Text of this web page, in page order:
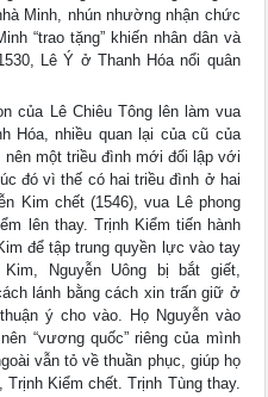
Minh, nhún nhường nhận chức
“trao tặng” khiến nhân dân và
Lê Ý ở Thanh Hóa nổi quân
của Lê Chiêu Tông lên làm vua
Hóa, nhiều quan lại của cũ của
một triều đình mới đối lập với
đó vì thế có hai triều đình ở hai
Kim chết (1546), vua Lê phong
lên thay. Trịnh Kiểm tiến hành
để tập trung quyền lực vào tay
Nguyễn Uông bị bắt giết,
lánh bằng cách xin trấn giữ ở
ý cho vào. Họ Nguyễn vào
“vương quốc” riêng của mình
vẫn tỏ về thuần phục, giúp họ
Kiểm chết. Trịnh Tùng thay.